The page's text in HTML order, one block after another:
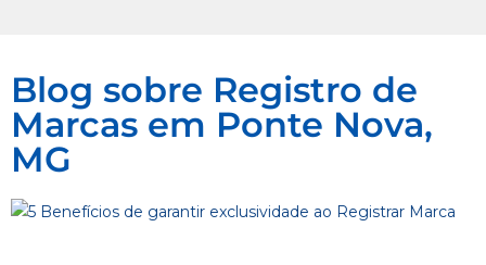
Blog sobre Registro de
Marcas em Ponte Nova,
MG